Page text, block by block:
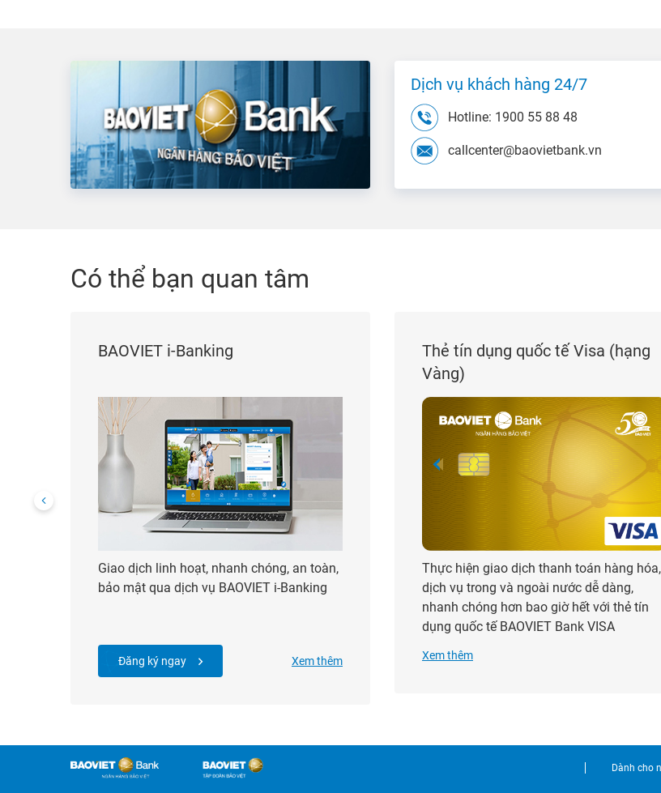
Dịch vụ khách hàng 24/7
Hotline: 1900 55 88 48
callcenter@baovietbank.vn
Có thể bạn quan tâm
BAOVIET i-Banking
Giao dịch linh hoạt, nhanh chóng, an toàn,
bảo mật qua dịch vụ BAOVIET i-Banking
Đăng ký ngay Xem thêm
Thẻ tín dụng quốc tế Visa (hạng
Vàng)
Thực hiện giao dịch thanh toán hàng hóa,
dịch vụ trong và ngoài nước dễ dàng,
nhanh chóng hơn bao giờ hết với thẻ tín
dụng quốc tế BAOVIET Bank VISA
Xem thêm
Dành cho